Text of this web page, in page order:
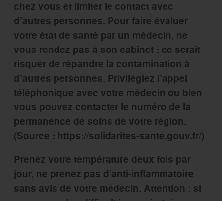
chez vous et limiter le contact avec
d’autres personnes. Pour faire évaluer
votre état de santé par un médecin, ne
vous rendez pas à son cabinet : ce serait
risquer de répandre la contamination à
d’autres personnes. Privilégiez l’appel
téléphonique avec votre médecin ou bien
vous pouvez contacter le numéro de la
permanence de soins de votre région.
(Source : https://solidarites-sante.gouv.fr/)
Prenez votre température deux fois par
jour, ne prenez pas d’anti-inflammatoire
sans avis de votre médecin. Attention : si